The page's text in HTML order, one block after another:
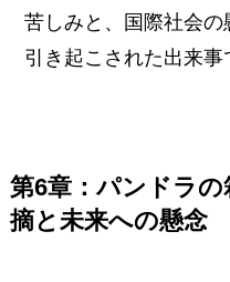
苦しみと、国際社会の
引き起こされた出来事
第6章：パンドラ
摘と未来への懸念